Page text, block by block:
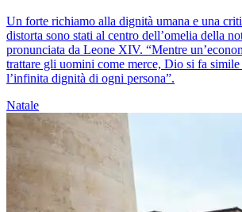
Un forte richiamo alla dignità umana e una
distorta sono stati al centro dell’omelia della
pronunciata da Leone XIV. “Mentre
trattare gli uomini come merce, Dio si fa
l’infinita dignità di ogni persona”.
Natale